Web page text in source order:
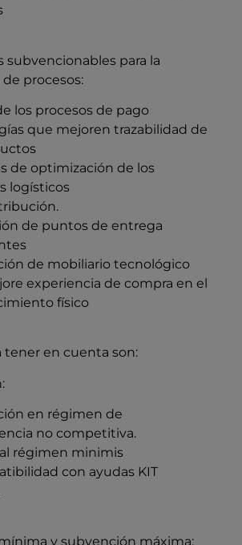
subvencionables para la
procesos:
los procesos de pago
que mejoren trazabilidad de
de optimización de los
logísticos
de puntos de entrega
de mobiliario tecnológico
experiencia de compra en el
físico
tener en cuenta son:
en régimen de
no competitiva.
régimen minimis
con ayudas KIT
y subvención máxima: